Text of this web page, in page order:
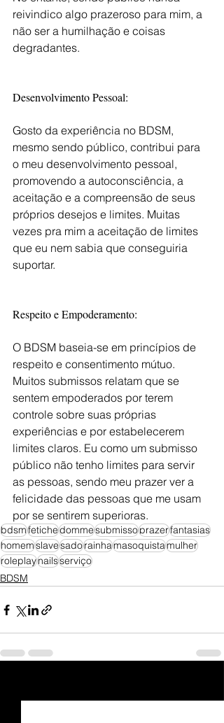
reivindico algo prazeroso para mim, a
não ser a humilhação e coisas
degradantes.
Desenvolvimento Pessoal:
Gosto da experiência no BDSM,
mesmo sendo público, contribui para
o meu desenvolvimento pessoal,
promovendo a autoconsciência, a
aceitação e a compreensão de seus
próprios desejos e limites. Muitas
vezes pra mim a aceitação de limites
que eu nem sabia que conseguiria
suportar.
Respeito e Empoderamento:
O BDSM baseia-se em princípios de
respeito e consentimento mútuo.
Muitos submissos relatam que se
sentem empoderados por terem
controle sobre suas próprias
experiências e por estabelecerem
limites claros. Eu como um submisso
público não tenho limites para servir
as pessoas, sendo meu prazer ver a
felicidade das pessoas que me usam
por se sentirem superioras.
bdsmfetichedommesubmissoprazerfantasias
homemslavesadorainhamasoquistamulher
roleplaynailsserviço
BDSM